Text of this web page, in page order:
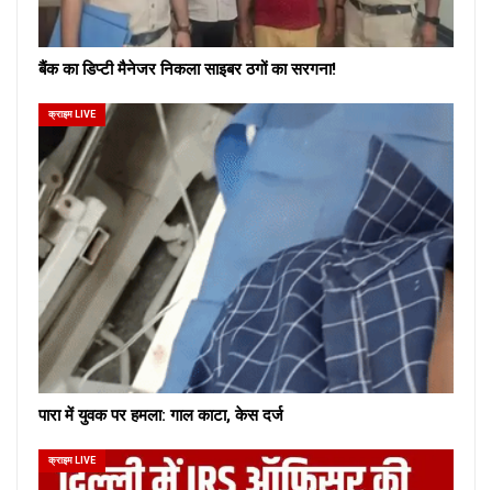
बैंक का डिप्टी मैनेजर निकला साइबर ठगों का सरगना!
क्राइम LIVE
पारा में युवक पर हमला: गाल काटा, केस दर्ज
क्राइम LIVE